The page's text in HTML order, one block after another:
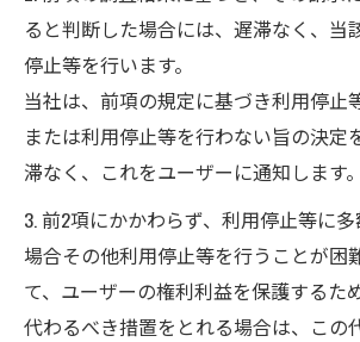
ると判断した場合には、遅滞なく、当
停止等を行います。
当社は、前項の規定に基づき利用停止
または利用停止等を行わない旨の決定
滞なく、これをユーザーに通知します。
3. 前2項にかかわらず、利用停止等に
場合その他利用停止等を行うことが困
て、ユーザーの権利利益を保護するた
代わるべき措置をとれる場合は、この